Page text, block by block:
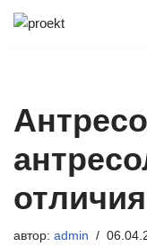
отличия
автор: admin